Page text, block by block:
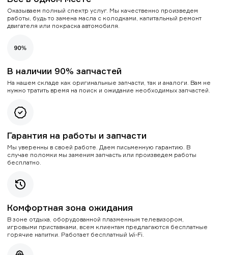
Оказываем полный спектр услуг. Мы качественно произведем
работы, будь то замена масла с колодками, капитальный ремонт
двигателя или покраска автомобиля.
В наличии 90% запчастей
На нашем складе как оригинальные запчасти, так и аналоги. Вам не
нужно тратить время на поиск и ожидание необходимых запчастей.
Гарантия на работы и запчасти
Мы уверенны в своей работе. Даем письменную гарантию. В
случае поломки мы заменим запчасть или произведем работы
бесплатно.
Комфортная зона ожидания
В зоне отдыха, оборудованной плазменным телевизором,
игровыми приставками, всем клиентам предлагаются бесплатные
горячие напитки. Работает бесплатный Wi-Fi.